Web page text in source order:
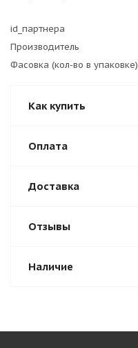
id_партнера
Производитель
Фасовка (кол-во в упаковке)
Как купить
Оплата
Доставка
Отзывы
Наличие